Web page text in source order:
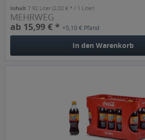
Inhalt7.92 Liter(2,02 € * / 1 Liter)
MEHRWEG
ab 15,99 € *+5,10 € Pfand
In den Warenkorb